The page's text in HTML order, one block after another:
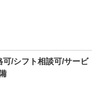
可/シフト相談可/サービ